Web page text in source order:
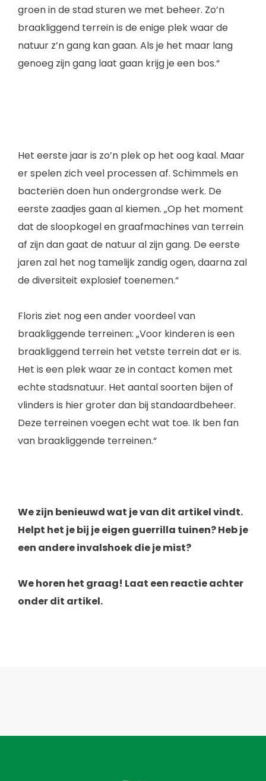
groen in de stad sturen we met beheer. Zo’n
braakliggend terrein is de enige plek waar de
natuur z’n gang kan gaan. Als je het maar lang
genoeg zijn gang laat gaan krijg je een bos.“
Het eerste jaar is zo’n plek op het oog kaal. Maar
er spelen zich veel processen af. Schimmels en
bacteriën doen hun ondergrondse werk. De
eerste zaadjes gaan al kiemen. „Op het moment
dat de sloopkogel en graafmachines van terrein
af zijn dan gaat de natuur al zijn gang. De eerste
jaren zal het nog tamelijk zandig ogen, daarna zal
de diversiteit explosief toenemen.“
Floris ziet nog een ander voordeel van
braakliggende terreinen: „Voor kinderen is een
braakliggend terrein het vetste terrein dat er is.
Het is een plek waar ze in contact komen met
echte stadsnatuur. Het aantal soorten bijen of
vlinders is hier groter dan bij standaardbeheer.
Deze terreinen voegen echt wat toe. Ik ben fan
van braakliggende terreinen.“
We zijn benieuwd wat je van dit artikel vindt.
Helpt het je bij je eigen guerrilla tuinen? Heb je
een andere invalshoek die je mist?
We horen het graag! Laat een reactie achter
onder dit artikel.